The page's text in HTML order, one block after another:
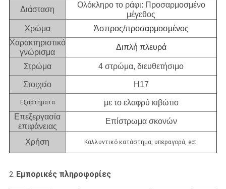
Διάσταση
Ολόκληρο το ράφι: Προσαρμοσμένο
μέγεθος
Χρώμα
Άσπρος/προσαρμοσμένος
Χαρακτηριστικό
γνώρισμα
Διπλή πλευρά
Στρώμα 4 στρώμα, διευθετήσιμο
Στοιχείο H17
Εξαρτήματα
με το ελαφρύ κιβώτιο
Επεξεργασία
επιφάνειας
Επίστρωμα σκονών
Χρήση Καλλυντικό κατάστημα, υπεραγορά, ect.
2. Εμπορικές πληροφορίες